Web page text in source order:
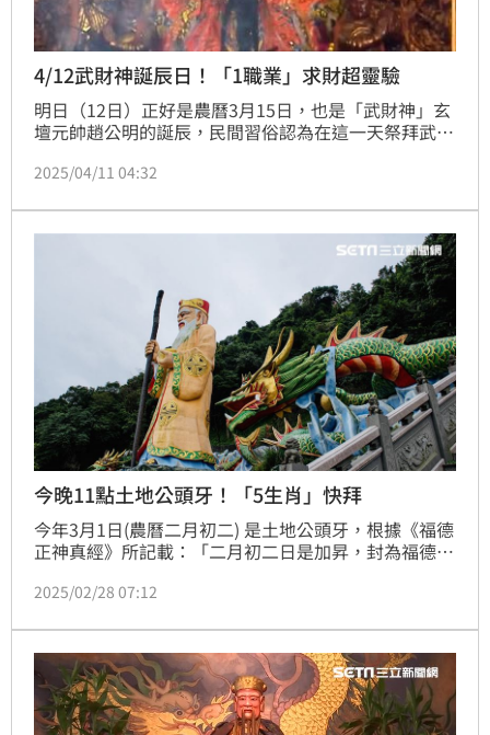
4/12武財神誕辰日！「1職業」求財超靈驗
明日（12日）正好是農曆3月15日，也是「武財神」玄
壇元帥趙公明的誕辰，民間習俗認為在這一天祭拜武財
訣竅，提醒有業績壓力的行業趁財神爺生日來求財，效
成。
2025/04/11 04:32
今晚11點土地公頭牙！「5生肖」快拜
今年3月1日(農曆二月初二) 是土地公頭牙，根據《福德
正神真經》所記載：「二月初二日是加昇，封為福德正
線上升起，命理老師高宏寓分享「求財改運5撇步」，
（賴俊佑）
2025/02/28 07:12